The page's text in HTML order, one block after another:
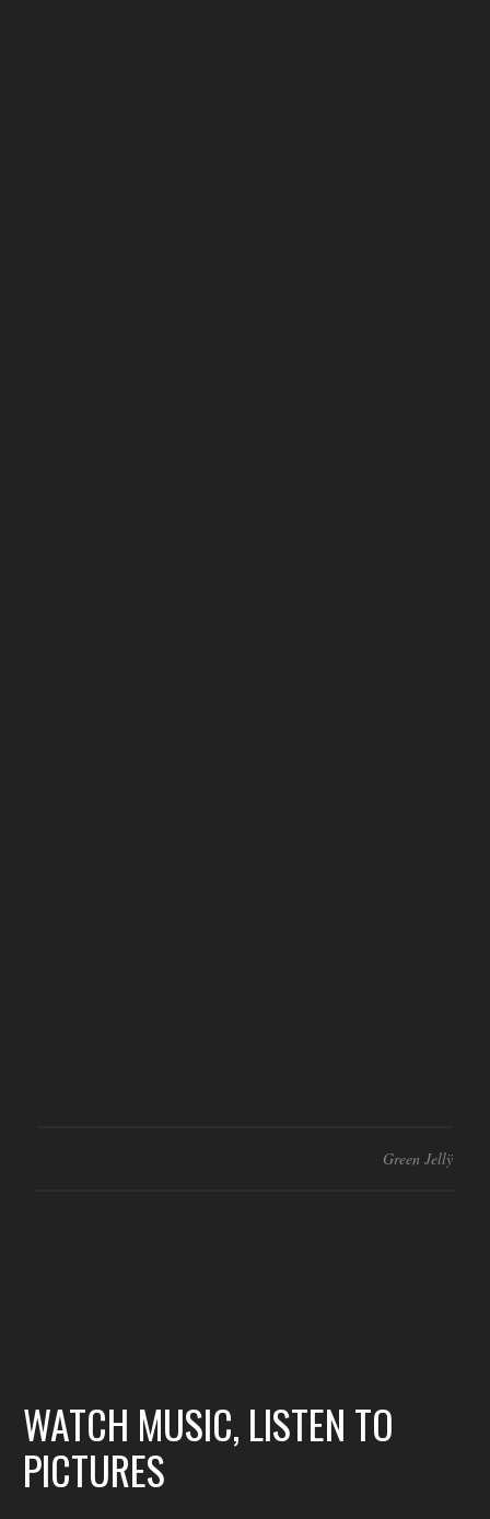
Green Jellÿ
WATCH MUSIC, LISTEN TO
PICTURES